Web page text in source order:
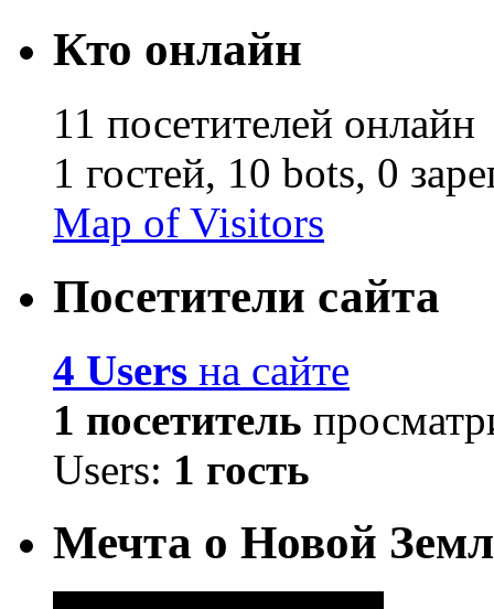
Кто онлайн
11 посетителей онлайн
1 гостей, 10 bots, 0
Map of Visitors
Посетители сайта
4 Users на сайте
1 посетитель
Users: 1 гость
Мечта о Новой